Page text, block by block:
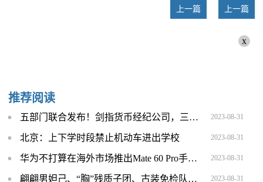
上一篇 上一篇
x
推荐阅读
五部门联合发布！剑指货币经纪公司，三类数据不得提供，"9+68"名单出炉 2023-08-31
北京：上下学时段禁止机动车进出学校 2023-08-31
华为不打算在海外市场推出Mate 60 Pro手机，外媒表示遗憾 2023-08-31
翩翩男妲己、“胸”残质子团、古装免检队…爆剧外的男色诱惑最致命！ 2023-08-31